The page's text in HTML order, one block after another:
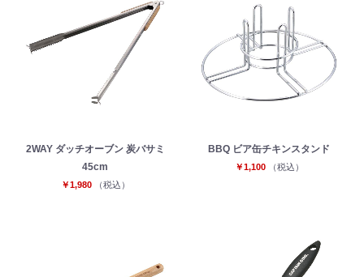
2WAY ダッチオーブン 炭バサミ
45cm
￥1,980 （税込）
BBQ ビア缶チキンスタンド
￥1,100 （税込）